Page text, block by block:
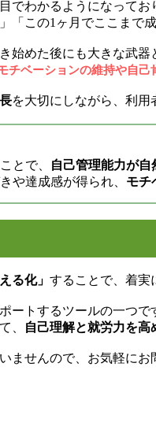
でわかるようになってお
「この1ヶ月でここまで
始めた後にも大きな武器
チベーションの維持や自己
を大切にしながら、利
とで、
自己管理能力が自
や達成感が得られ、 モチ
る化」 することで、着実
ートするツールの一つで
、
自己理解と就労力を高
ませんので、お気軽にお